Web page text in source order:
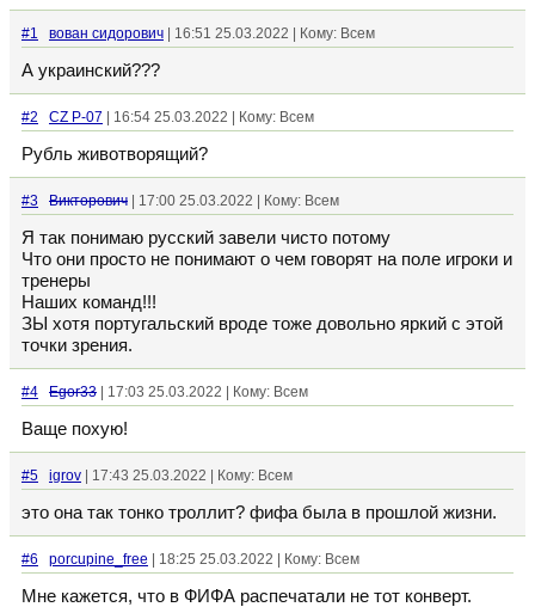
#1 вован сидорович | 16:51 25.03.2022 | Кому: Всем
А украинский???
#2 CZ P-07 | 16:54 25.03.2022 | Кому: Всем
Рубль животворящий?
#3 Викторович | 17:00 25.03.2022 | Кому: Всем
Я так понимаю русский завели чисто потому
Что они просто не понимают о чем говорят на поле игроки и
тренеры
Наших команд!!!
ЗЫ хотя португальский вроде тоже довольно яркий с этой
точки зрения.
#4 Egor33 | 17:03 25.03.2022 | Кому: Всем
Ваще похую!
#5 igrov | 17:43 25.03.2022 | Кому: Всем
это она так тонко троллит? фифа была в прошлой жизни.
#6 porcupine_free | 18:25 25.03.2022 | Кому: Всем
Мне кажется, что в ФИФА распечатали не тот конверт.